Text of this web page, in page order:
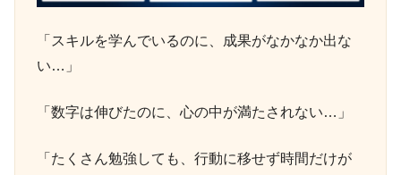
「スキルを学んでいるのに、成果がなかなか出な
い…」
「数字は伸びたのに、心の中が満たされない…」
「たくさん勉強しても、行動に移せず時間だけが